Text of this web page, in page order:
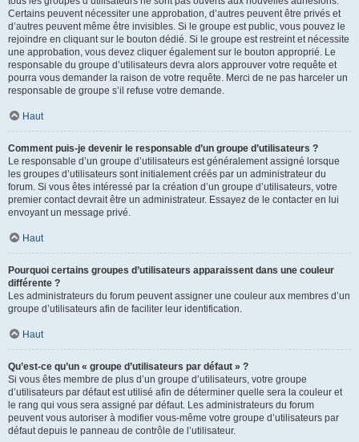
Certains peuvent nécessiter une approbation, d’autres peuvent être privés et
d’autres peuvent même être invisibles. Si le groupe est public, vous pouvez le
rejoindre en cliquant sur le bouton dédié. Si le groupe est restreint et nécessite
une approbation, vous devez cliquer également sur le bouton approprié. Le
responsable du groupe d’utilisateurs devra alors approuver votre requête et
pourra vous demander la raison de votre requête. Merci de ne pas harceler un
responsable de groupe s’il refuse votre demande.
Haut
Comment puis-je devenir le responsable d’un groupe d’utilisateurs ?
Le responsable d’un groupe d’utilisateurs est généralement assigné lorsque
les groupes d’utilisateurs sont initialement créés par un administrateur du
forum. Si vous êtes intéressé par la création d’un groupe d’utilisateurs, votre
premier contact devrait être un administrateur. Essayez de le contacter en lui
envoyant un message privé.
Haut
Pourquoi certains groupes d’utilisateurs apparaissent dans une couleur
différente ?
Les administrateurs du forum peuvent assigner une couleur aux membres d’un
groupe d’utilisateurs afin de faciliter leur identification.
Haut
Qu’est-ce qu’un « groupe d’utilisateurs par défaut » ?
Si vous êtes membre de plus d’un groupe d’utilisateurs, votre groupe
d’utilisateurs par défaut est utilisé afin de déterminer quelle sera la couleur et
le rang qui vous sera assigné par défaut. Les administrateurs du forum
peuvent vous autoriser à modifier vous-même votre groupe d’utilisateurs par
défaut depuis le panneau de contrôle de l’utilisateur.